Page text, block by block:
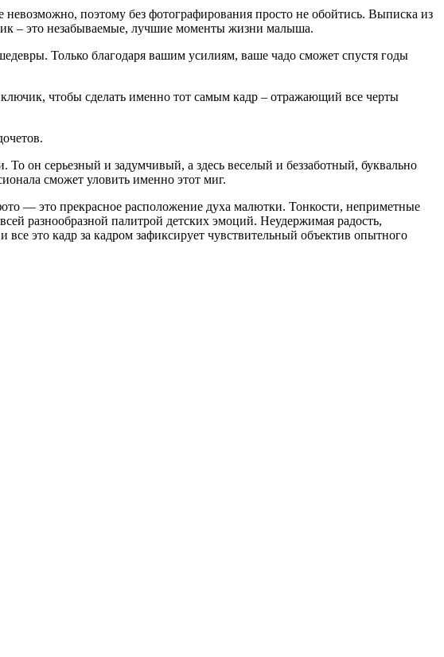
невозможно, поэтому без фотографирования просто не обойтись. Выписка из
– это незабываемые, лучшие моменты жизни малыша.
Только благодаря вашим усилиям, ваше чадо сможет спустя годы
чтобы сделать именно тот самым кадр – отражающий все черты
он серьезный и задумчивый, а здесь веселый и беззаботный, буквально
сможет уловить именно этот миг.
— это прекрасное расположение духа малютки. Тонкости, неприметные
разнообразной палитрой детских эмоций. Неудержимая радость,
это кадр за кадром зафиксирует чувствительный объектив опытного